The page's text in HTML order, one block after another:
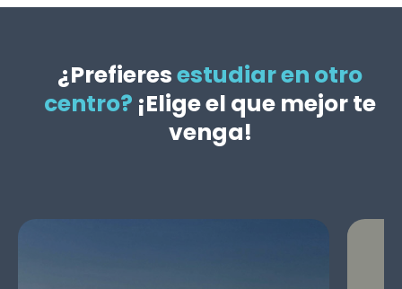
¿Prefieresestudiar en otro
centro? ¡Elige el que mejor te
venga!